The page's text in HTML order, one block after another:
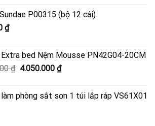
P00315 (bộ 12 cái)
₫
bed Nệm Mousse PN42G04-20CM
₫ Giá
4.500.000 ₫.
4.050.000 ₫Giá
là:
phòng sắt sơn 1 túi lắp ráp VS61X01